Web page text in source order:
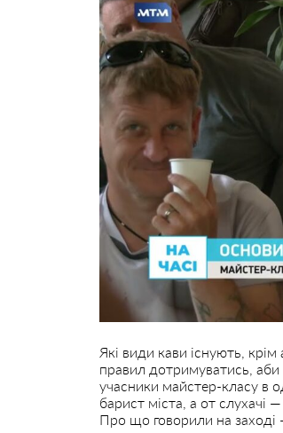
Які види кави існують, крім
правил дотримуватись, аби
учасники майстер-класу в
барист міста, а от слухачі
Про що говорили на